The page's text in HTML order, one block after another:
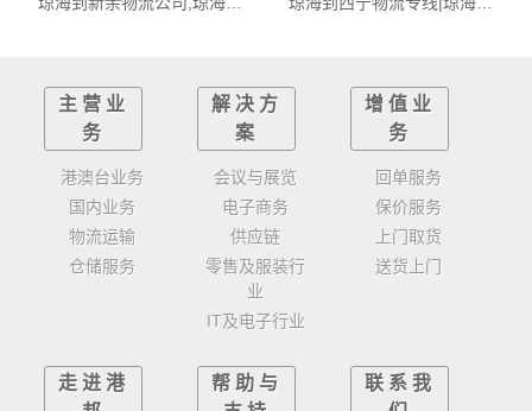
主营业
务
港澳台业务
国内业务
物流运输
仓储服务
解决方
案
会议与展览
电子商务
供应链
零售及服装行
业
IT及电子行业
增值业
务
回单服务
保价服务
上门取货
送货上门
走进港
帮助与
联系我